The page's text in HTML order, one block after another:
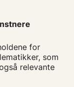
for
som
relevante